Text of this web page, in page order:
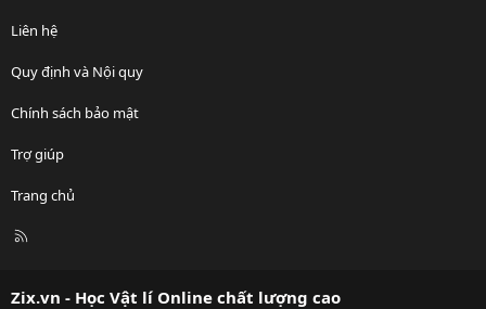
Liên hệ
Quy định và Nội quy
Chính sách bảo mật
Trợ giúp
Trang chủ
R
Zix.vn - Học Vật lí Online chất lượng cao